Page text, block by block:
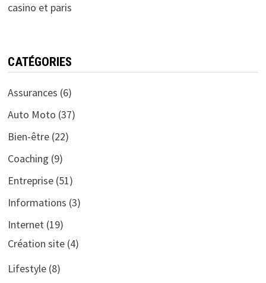
casino et paris
CATÉGORIES
Assurances (6)
Auto Moto (37)
Bien-être(22)
Coaching (9)
Entreprise(51)
Informations (3)
Internet(19)
Création site(4)
Lifestyle(8)